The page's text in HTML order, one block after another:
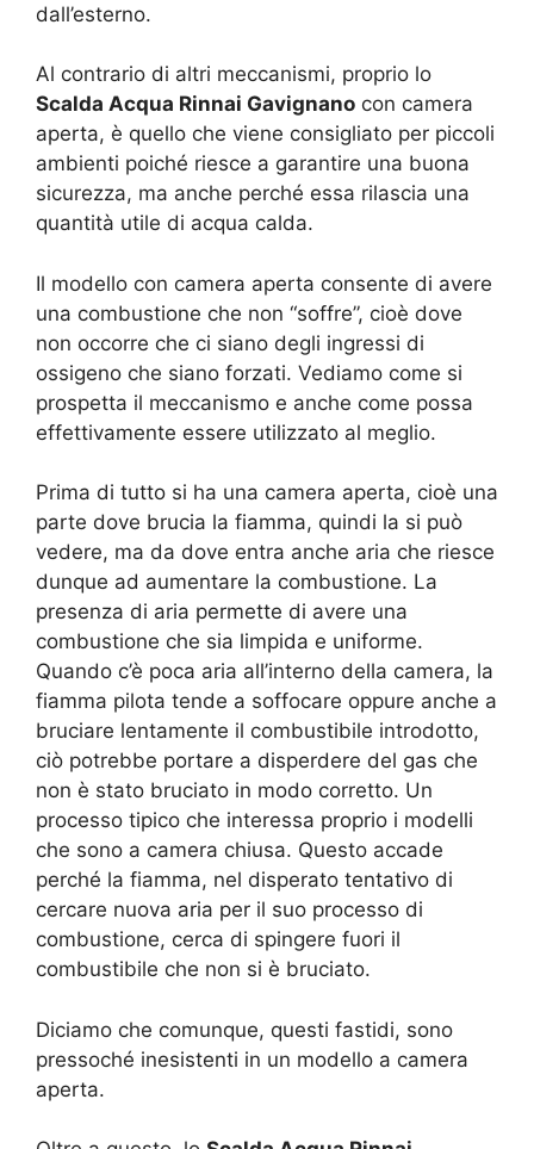
dall’esterno.
Al contrario di altri meccanismi, proprio lo
Scalda Acqua Rinnai Gavignano con camera
aperta, è quello che viene consigliato per piccoli
ambienti poiché riesce a garantire una buona
sicurezza, ma anche perché essa rilascia una
quantità utile di acqua calda.
Il modello con camera aperta consente di avere
una combustione che non “soffre”, cioè dove
non occorre che ci siano degli ingressi di
ossigeno che siano forzati. Vediamo come si
prospetta il meccanismo e anche come possa
effettivamente essere utilizzato al meglio.
Prima di tutto si ha una camera aperta, cioè una
parte dove brucia la fiamma, quindi la si può
vedere, ma da dove entra anche aria che riesce
dunque ad aumentare la combustione. La
presenza di aria permette di avere una
combustione che sia limpida e uniforme.
Quando c’è poca aria all’interno della camera, la
fiamma pilota tende a soffocare oppure anche a
bruciare lentamente il combustibile introdotto,
ciò potrebbe portare a disperdere del gas che
non è stato bruciato in modo corretto. Un
processo tipico che interessa proprio i modelli
che sono a camera chiusa. Questo accade
perché la fiamma, nel disperato tentativo di
cercare nuova aria per il suo processo di
combustione, cerca di spingere fuori il
combustibile che non si è bruciato.
Diciamo che comunque, questi fastidi, sono
pressoché inesistenti in un modello a camera
aperta.